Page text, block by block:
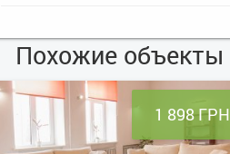
Похожие объекты
1 898 ГРН